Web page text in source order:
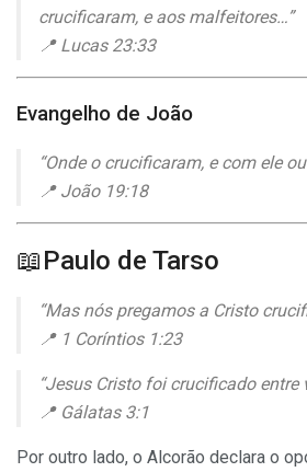
crucificaram, e aos malfeitores…”
📍 Lucas 23:33
Evangelho de João
“Onde o crucificaram, e com ele
📍 João 19:18
📖Paulo de Tarso
“Mas nós pregamos a Cristo
📍 1 Coríntios 1:23
“Jesus Cristo foi crucificado entre
📍 Gálatas 3:1
Por outro lado, o Alcorão declara o